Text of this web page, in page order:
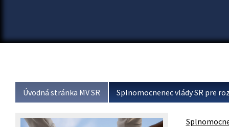
Úvodná stránka MV SR Splnomocnenec vlády SR pre